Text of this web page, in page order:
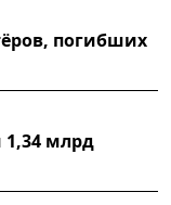
погибших
млрд